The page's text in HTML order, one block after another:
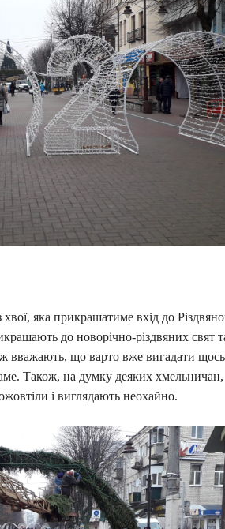
яка прикрашатиме вхід до
до новорічно-різдвяних свят
вважають, що варто вже вигадати
Також, на думку деяких хмельничан,
і виглядають неохайно.